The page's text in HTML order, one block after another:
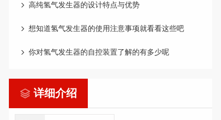
高纯氢气发生器的设计特点与优势
想知道氢气发生器的使用注意事项就看看这些吧
你对氢气发生器的自控装置了解的有多少呢
详细介绍